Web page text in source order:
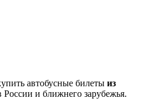
автобусные билеты из
и ближнего зарубежья.